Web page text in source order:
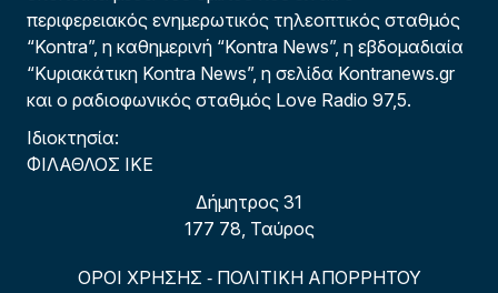
περιφερειακός ενημερωτικός τηλεοπτικός σταθμός
“Kontra”, η καθημερινή “Kontra News”, η εβδομαδιαία
“Κυριακάτικη Kontra News”, η σελίδα Kontranews.gr
και ο ραδιοφωνικός σταθμός Love Radio 97,5.
Ιδιοκτησία:
ΦΙΛΑΘΛΟΣ ΙΚΕ
Δήμητρος 31
177 78, Ταύρος
ΟΡΟΙ ΧΡΗΣΗΣ - ΠΟΛΙΤΙΚΗ ΑΠΟΡΡΗΤΟΥ